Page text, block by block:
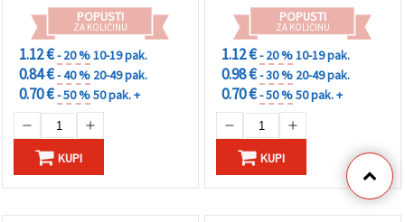
POPUSTI
ZA KOLIČINU
1.12 €- 20 %10-19 pak.
0.84 €- 40 % 20-49 pak.
0.70 €- 50 %50 pak. +
KUPI
POPUSTI
ZA KOLIČINU
1.12 €- 20 %10-19 pak.
0.98 €- 30 % 20-49 pak.
0.70 €- 50 %50 pak. +
KUPI